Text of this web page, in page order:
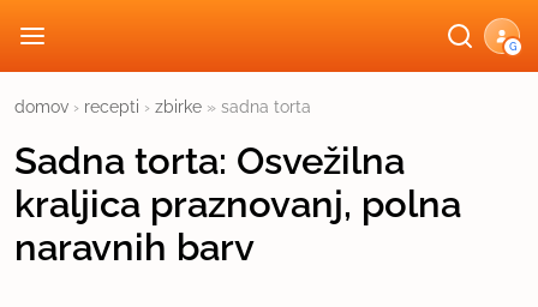
G
domov › recepti › zbirke » sadna torta
Sadna torta: Osvežilna
kraljica praznovanj, polna
naravnih barv